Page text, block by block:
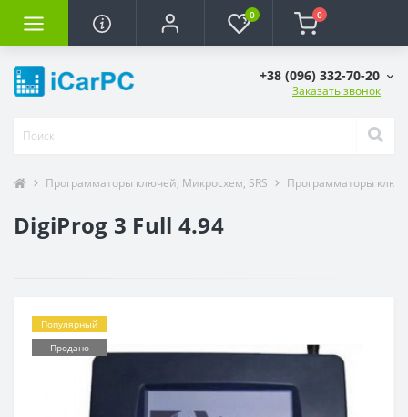
0 0
+38 (096) 332-70-20
Заказать звонок
Программаторы ключей, Микросхем, SRS Программаторы
DigiProg 3 Full 4.94
Популярный
Продано